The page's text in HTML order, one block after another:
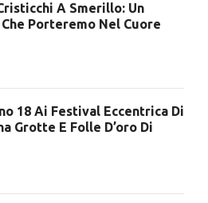
A Smerillo: Un
Porteremo Nel Cuore
18 Ai Festival Eccentrica Di
Grotte E Folle D’oro Di